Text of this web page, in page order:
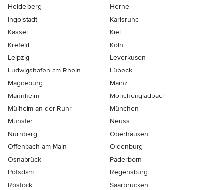
Heidelberg
Herne
Ingolstadt
Karlsruhe
Kassel
Kiel
Krefeld
Köln
Leipzig
Leverkusen
Ludwigshafen-am-Rhein
Lübeck
Magdeburg
Mainz
Mannheim
Mönchen­gladbach
Mülheim-an-der-Ruhr
München
Münster
Neuss
Nürnberg
Oberhausen
Offenbach-am-Main
Oldenburg
Osnabrück
Paderborn
Potsdam
Regensburg
Rostock
Saarbrücken